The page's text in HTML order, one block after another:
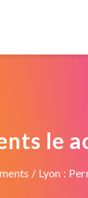
le
/ Lyon :